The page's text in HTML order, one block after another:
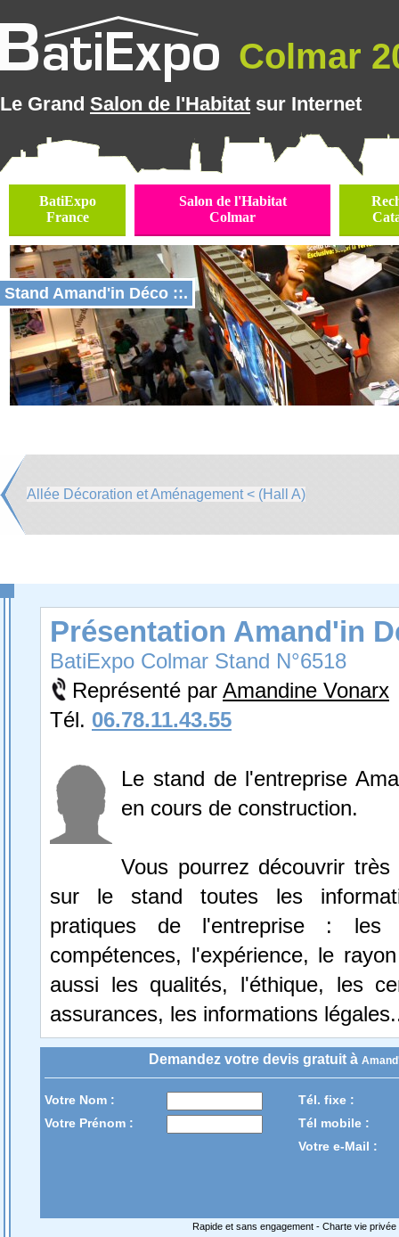
Colmar
Le Grand Salon de l'Habitat sur Internet
BatiExpo
France
Salon de l'Habitat
Colmar
Stand Amand'in Déco ::.
Allée Décoration et Aménagement < (Hall A)
Présentation Amand'in
BatiExpo Colmar Stand N°6518
Représenté par Amandine Vonarx
Tél. 06.78.11.43.55
Le stand de l'entreprise
en cours de construction.
Vous pourrez découvrir très
sur le stand toutes les
pratiques de l'entreprise : les
compétences, l'expérience, le
aussi les qualités, l'éthique, les
assurances, les informations
Demandez votre devis gratuit à
Votre Nom :
Tél. fixe :
Votre Prénom :
Tél mobile :
Votre e-Mail :
Rapide et sans engagement - Charte vie privée